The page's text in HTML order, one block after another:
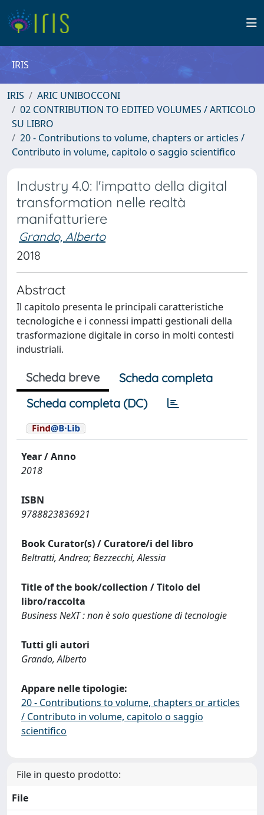
IRIS
IRIS
ARIC UNIBOCCONI
02 CONTRIBUTION TO EDITED VOLUMES / ARTICOLO
SU LIBRO
20 - Contributions to volume, chapters or articles /
Contributo in volume, capitolo o saggio scientifico
Industry 4.0: l'impatto della digital
transformation nelle realtà
manifatturiere
Grando, Alberto
2018
Abstract
Il capitolo presenta le principali caratteristiche
tecnologiche e i connessi impatti gestionali della
trasformazione digitale in corso in molti contesti
industriali.
Scheda breve
Scheda completa
Scheda completa (DC)
Year / Anno
2018
ISBN
9788823836921
Book Curator(s) / Curatore/i del libro
Beltratti, Andrea; Bezzecchi, Alessia
Title of the book/collection / Titolo del
libro/raccolta
Business NeXT : non è solo questione di tecnologie
Tutti gli autori
Grando, Alberto
Appare nelle tipologie:
20 - Contributions to volume, chapters or articles
/ Contributo in volume, capitolo o saggio
scientifico
File in questo prodotto:
File